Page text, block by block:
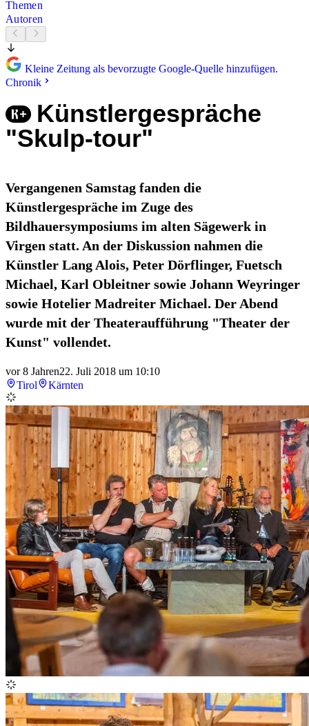
Themen
Autoren
Kleine Zeitung als bevorzugte Google-Quelle hinzufügen.
Chronik
Künstlergespräche
"Skulp-tour"
Vergangenen Samstag fanden die
Künstlergespräche im Zuge des
Bildhauersymposiums im alten Sägewerk in
Virgen statt. An der Diskussion nahmen die
Künstler Lang Alois, Peter Dörflinger, Fuetsch
Michael, Karl Obleitner sowie Johann Weyringer
sowie Hotelier Madreiter Michael. Der Abend
wurde mit der Theateraufführung "Theater der
Kunst" vollendet.
vor 8 Jahren22. Juli 2018 um 10:10
Tirol
Kärnten